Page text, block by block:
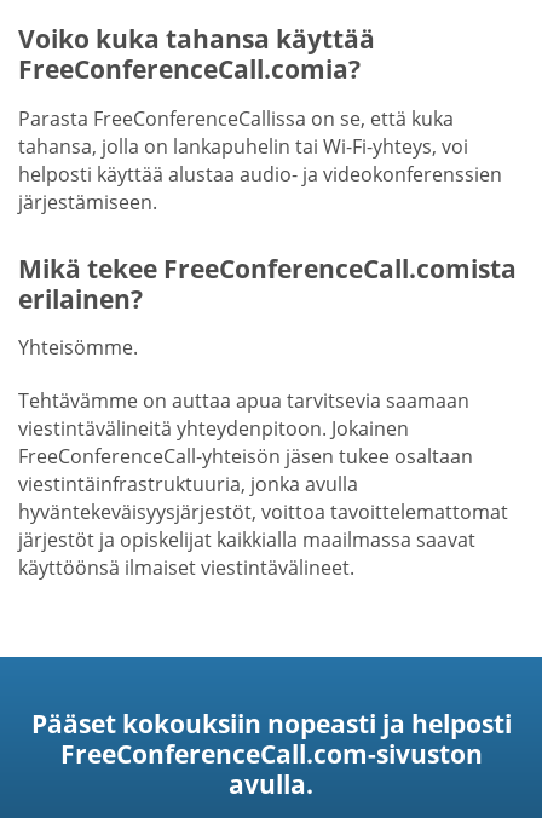
Voiko kuka tahansa käyttää
FreeConferenceCall.comia?
Parasta FreeConferenceCallissa on se, että kuka
tahansa, jolla on lankapuhelin tai Wi-Fi-yhteys, voi
helposti käyttää alustaa audio- ja videokonferenssien
järjestämiseen.
Mikä tekee FreeConferenceCall.comista
erilainen?
Yhteisömme.
Tehtävämme on auttaa apua tarvitsevia saamaan
viestintävälineitä yhteydenpitoon. Jokainen
FreeConferenceCall-yhteisön jäsen tukee osaltaan
viestintäinfrastruktuuria, jonka avulla
hyväntekeväisyysjärjestöt, voittoa tavoittelemattomat
järjestöt ja opiskelijat kaikkialla maailmassa saavat
käyttöönsä ilmaiset viestintävälineet.
Pääset kokouksiin nopeasti ja helposti
FreeConferenceCall.com-sivuston
avulla.